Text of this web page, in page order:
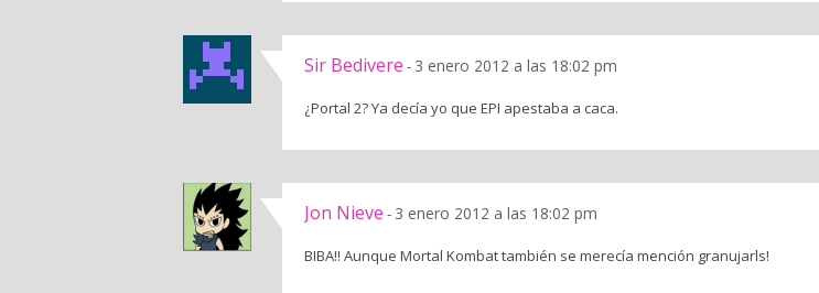
Sir Bedivere - 3 enero 2012 a las 18:02 pm
¿Portal 2? Ya decía yo que EPI apestaba a caca.
Jon Nieve - 3 enero 2012 a las 18:02 pm
BIBA!! Aunque Mortal Kombat también se merecía mención granujarls!